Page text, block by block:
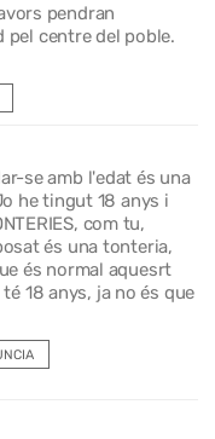
pendran
pel centre del poble.
se amb l'edat és una
he tingut 18 anys i
com tu,
és una tonteria,
és normal aquesrt
18 anys, ja no és que